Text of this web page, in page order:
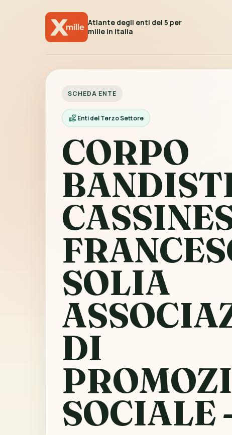
Atlante degli enti del 5 per
mille in Italia
SCHEDA ENTE
Enti del Terzo Settore
CORPO
SOLIA
DI
SOCIALE